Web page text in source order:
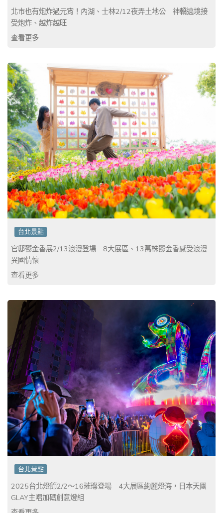
北市也有炮炸過元宵！內湖、士林2/12夜弄土地公 神轎遶境接
受炮炸、越炸越旺
查看更多
台北景點
官邸鬱金香展2/13浪漫登場 8大展區、13萬株鬱金香感受浪漫
異國情懷
查看更多
台北景點
2025台北燈節2/2～16璀璨登場 4大展區絢麗燈海，日本天團
GLAY主唱加碼創意燈組